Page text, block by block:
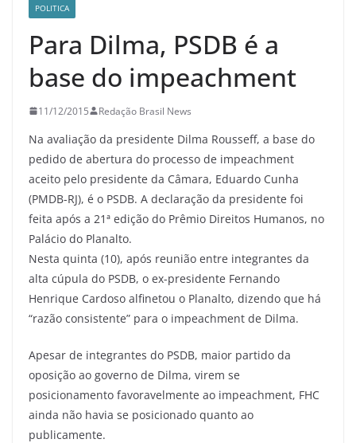
POLITICA
Para Dilma, PSDB é a
base do impeachment
11/12/2015 Redação Brasil News
Na avaliação da presidente Dilma Rousseff, a base do
pedido de abertura do processo de impeachment
aceito pelo presidente da Câmara, Eduardo Cunha
(PMDB-RJ), é o PSDB. A declaração da presidente foi
feita após a 21ª edição do Prêmio Direitos Humanos, no
Palácio do Planalto.
Nesta quinta (10), após reunião entre integrantes da
alta cúpula do PSDB, o ex-presidente Fernando
Henrique Cardoso alfinetou o Planalto, dizendo que há
“razão consistente” para o impeachment de Dilma.
Apesar de integrantes do PSDB, maior partido da
oposição ao governo de Dilma, virem se
posicionamento favoravelmente ao impeachment, FHC
ainda não havia se posicionado quanto ao
publicamente.